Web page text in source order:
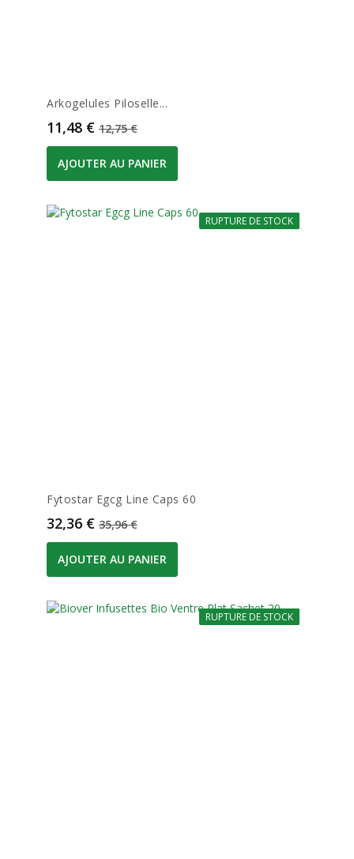
Arkogelules Piloselle...
Prix
11,48 € Prix de base
12,75 €
AJOUTER AU PANIER
-10%
RUPTURE DE STOCK
Fytostar Egcg Line Caps 60
Prix
32,36 € Prix de base
35,96 €
AJOUTER AU PANIER
-10%
RUPTURE DE STOCK